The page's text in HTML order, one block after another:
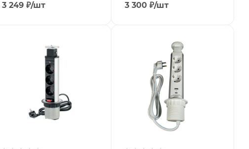
3 249₽/шт 3 300₽/шт